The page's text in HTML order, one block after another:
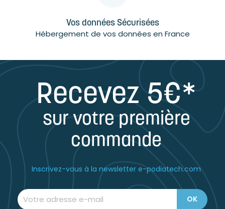
Vos données Sécurisées
Hébergement de vos données en France
Recevez 5€*
sur votre première
commande
Inscrivez-vous à la newsletter e-podiatech.com